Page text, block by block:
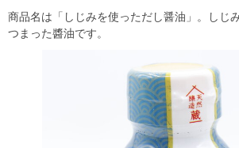
商品名は「しじみを使っただし醤油」。しじ
つまった醬油です。